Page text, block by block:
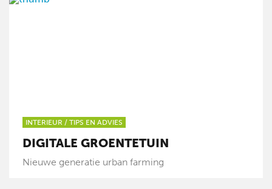
INTERIEUR / TIPS EN ADVIES
DIGITALE GROENTETUIN
Nieuwe generatie urban farming